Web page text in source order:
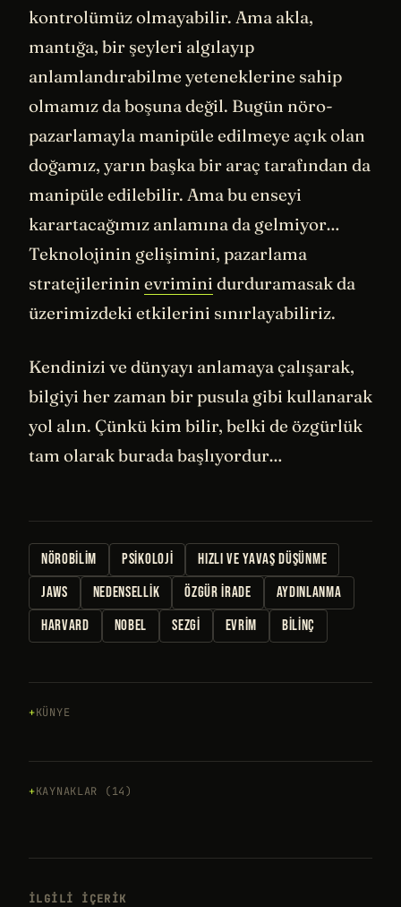
kontrolümüz olmayabilir. Ama akla,
mantığa, bir şeyleri algılayıp
anlamlandırabilme yeteneklerine sahip
olmamız da boşuna değil. Bugün nöro-
pazarlamayla manipüle edilmeye açık olan
doğamız, yarın başka bir araç tarafından da
manipüle edilebilir. Ama bu enseyi
karartacağımız anlamına da gelmiyor…
Teknolojinin gelişimini, pazarlama
stratejilerinin evrimini durduramasak da
üzerimizdeki etkilerini sınırlayabiliriz.
Kendinizi ve dünyayı anlamaya çalışarak,
bilgiyi her zaman bir pusula gibi kullanarak
yol alın. Çünkü kim bilir, belki de özgürlük
tam olarak burada başlıyordur…
NÖROBILIM PSIKOLOJI
HIZLI VE YAVAŞ DÜŞÜNME
JAWS
NEDENSELLIK ÖZGÜR IRADE
AYDINLANMA
HARVARD
NOBEL SEZGI EVRIM BILINÇ
KÜNYE
KAYNAKLAR (14)
İLGILI IÇERIK